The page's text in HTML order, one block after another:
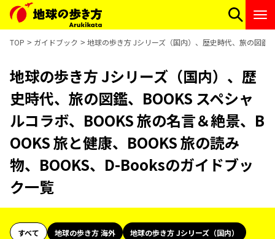
TOP ガイドブック 地球の歩き方 Jシリーズ（国内）、歴史時代、旅の図鑑
地球の歩き方 Jシリーズ（国内）、歴
史時代、旅の図鑑、BOOKS スペシャ
ルコラボ、BOOKS 旅の名言＆絶景、B
OOKS 旅と健康、BOOKS 旅の読み
物、BOOKS、D-Booksのガイドブッ
ク一覧
すべて 地球の歩き方 海外
地球の歩き方 Jシリーズ（国内）